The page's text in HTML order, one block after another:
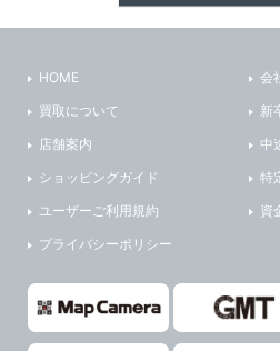
HOME
買取について
店舗案内
ショッピングガイド
ユーザーご利用規約
プライバシーポリシー
会
新
中
特
資